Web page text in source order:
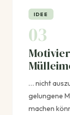
IDEE
03
… nicht
gelungene
machen